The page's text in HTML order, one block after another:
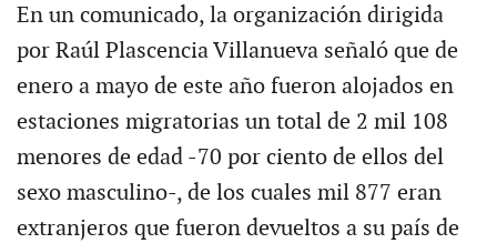
En un comunicado, la organización dirigida
por Raúl Plascencia Villanueva señaló que de
enero a mayo de este año fueron alojados en
estaciones migratorias un total de 2 mil 108
menores de edad -70 por ciento de ellos del
sexo masculino-, de los cuales mil 877 eran
extranjeros que fueron devueltos a su país de